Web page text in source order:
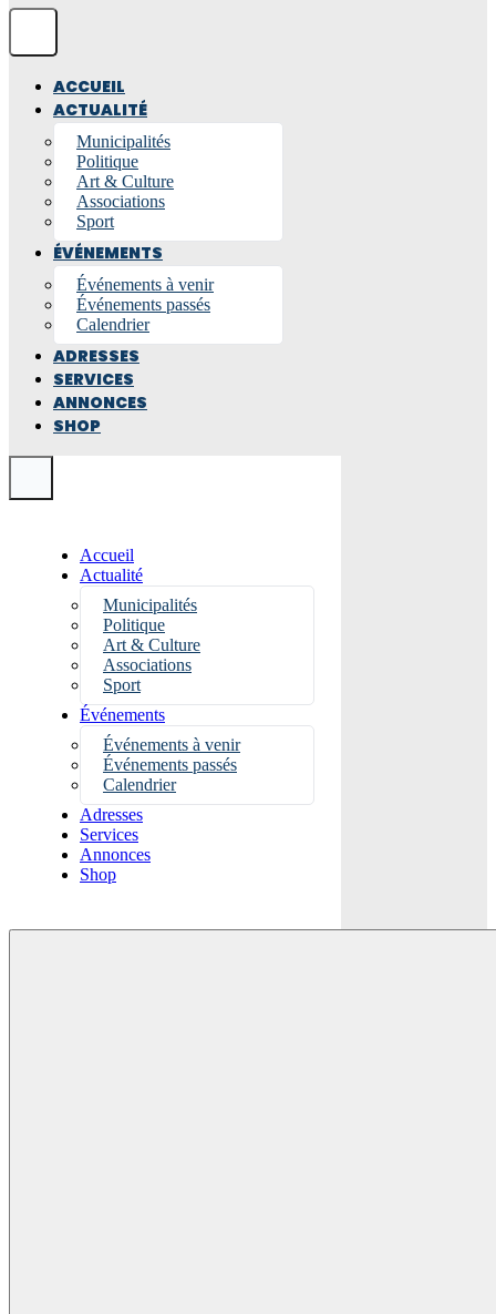
ACCUEIL
ACTUALITÉ
Municipalités
Politique
Art & Culture
Associations
Sport
ÉVÉNEMENTS
Événements à venir
Événements passés
Calendrier
ADRESSES
SERVICES
ANNONCES
SHOP
Accueil
Actualité
Municipalités
Politique
Art & Culture
Associations
Sport
Événements
Événements à venir
Événements passés
Calendrier
Adresses
Services
Annonces
Shop